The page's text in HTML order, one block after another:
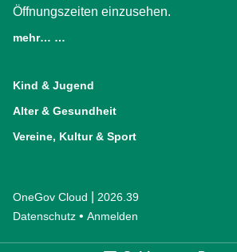
Öffnungszeiten einzusehen.
mehr… …
Kind & Jugend
Alter & Gesundheit
Vereine, Kultur & Sport
OneGov Cloud (External Link)
2026.39
Datenschutz (External Link)
Anmelden